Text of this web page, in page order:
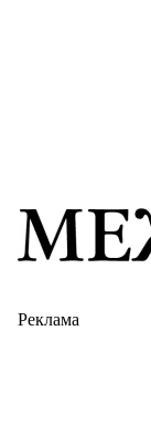
Реклама